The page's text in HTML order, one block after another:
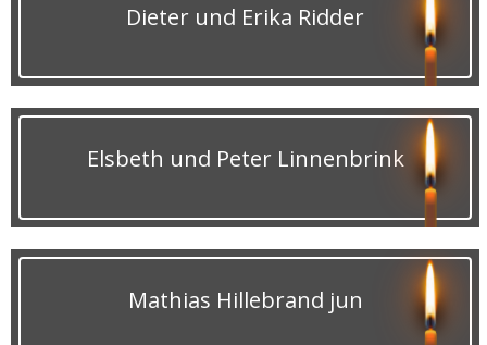
Dieter und Erika Ridder
Elsbeth und Peter Linnenbrink
Mathias Hillebrand jun